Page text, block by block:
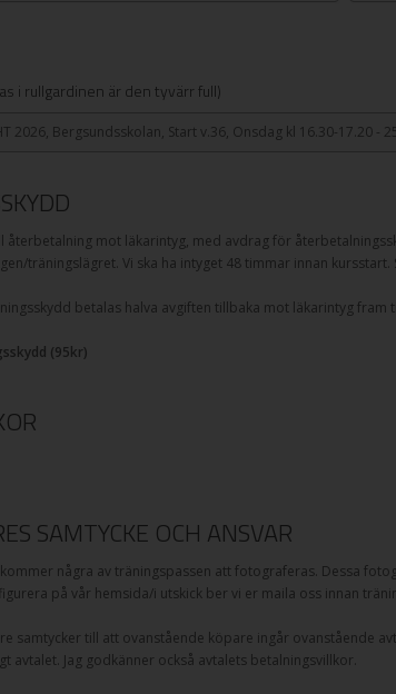
i rullgardinen är den tyvärr full)
2026, Bergsundsskolan, Start v.36, Onsdag kl 16.30-17.20 -
återbetalning mot läkarintyg, med avdrag för
träningslägret. Vi ska ha intyget 48 timmar innan
betalas halva avgiften tillbaka mot läkarintyg
(95kr)
SAMTYCKE OCH ANSVAR
några av träningspassen att fotograferas. Dessa
på vår hemsida/i utskick ber vi er maila oss innan
samtycker till att ovanstående köpare ingår ovanstående
avtalet. Jag godkänner också avtalets betalningsvillkor.